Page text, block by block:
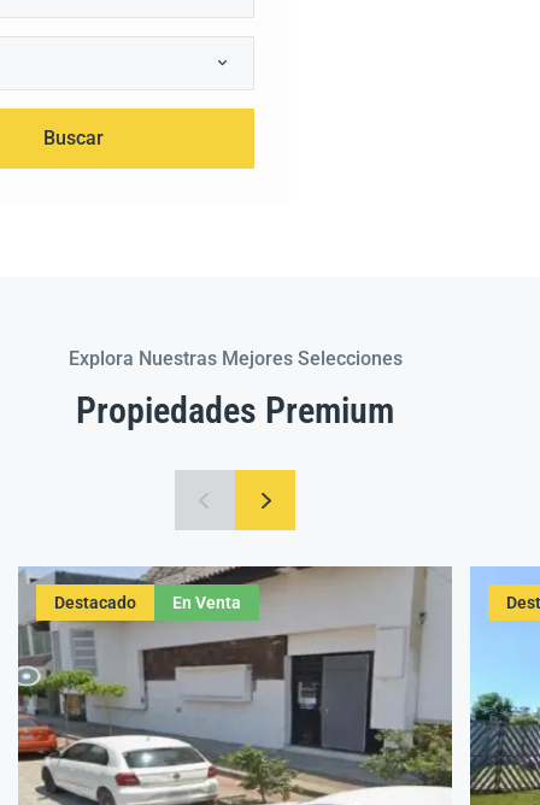
Buscar
Explora Nuestras Mejores Selecciones
Propiedades Premium
Destacado En Venta